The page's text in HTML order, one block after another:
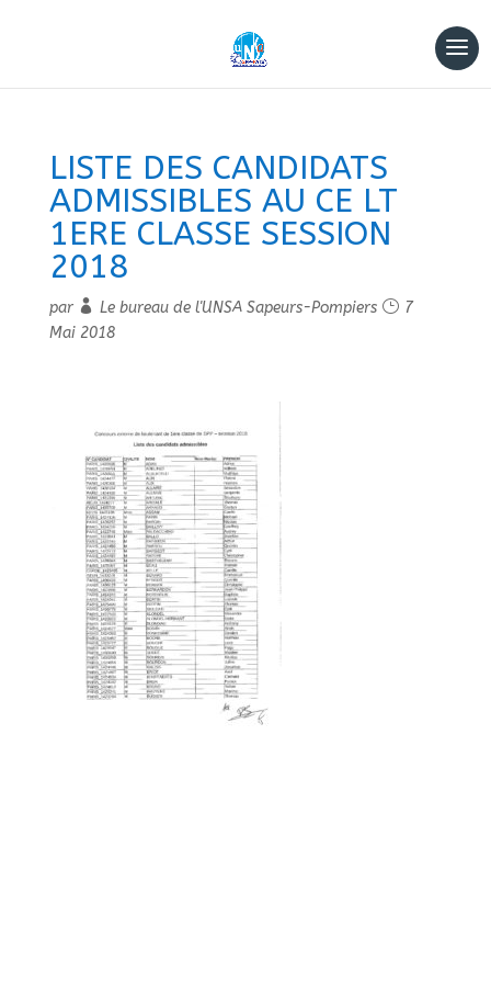
LISTE DES CANDIDATS
ADMISSIBLES AU CE LT
1ERE CLASSE SESSION
2018
par Le bureau de l'UNSA Sapeurs-Pompiers
7
Mai 2018